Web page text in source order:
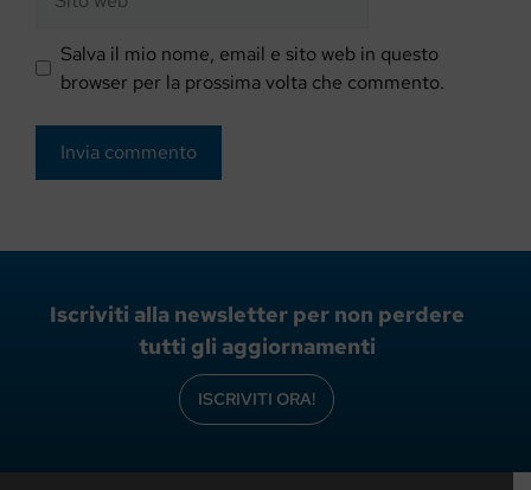
web
Salva il mio nome, email e sito web in questo
browser per la prossima volta che commento.
Iscriviti alla newsletter per non perdere
tutti gli aggiornamenti
ISCRIVITI ORA!